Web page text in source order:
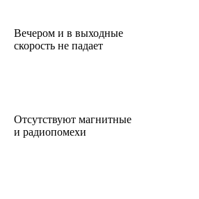
Вечером и в выходные
скорость не падает
Отсутствуют магнитные
и радиопомехи